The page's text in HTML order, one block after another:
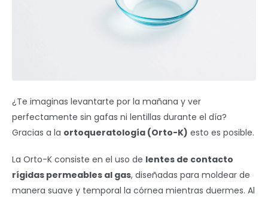
¿Te imaginas levantarte por la mañana y ver
perfectamente sin gafas ni lentillas durante el día?
Gracias a la ortoqueratología (Orto-K) esto es posible.
La Orto-K consiste en el uso de lentes de contacto
rígidas permeables al gas, diseñadas para moldear de
manera suave y temporal la córnea mientras duermes. Al